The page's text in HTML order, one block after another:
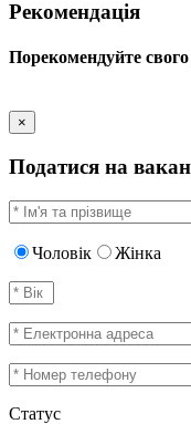
Рекомендація
Порекомендуйте
×
Податися на
Чоловік Жінка
Статус